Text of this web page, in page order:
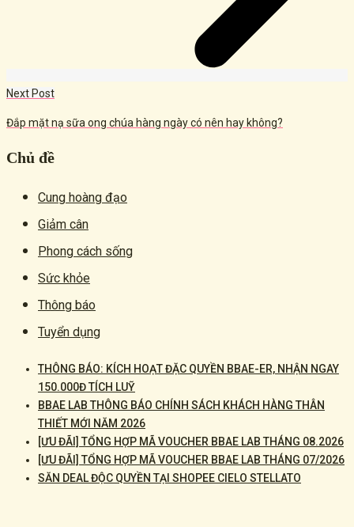
Next Post
Đắp mặt nạ sữa ong chúa hàng ngày có nên hay không?
Chủ đề
Cung hoàng đạo
Giảm cân
Phong cách sống
Sức khỏe
Thông báo
Tuyển dụng
THÔNG BÁO: KÍCH HOẠT ĐẶC QUYỀN BBAE-ER, NHẬN NGAY
150.000Đ TÍCH LUỸ
BBAE LAB THÔNG BÁO CHÍNH SÁCH KHÁCH HÀNG THÂN
THIẾT MỚI NĂM 2026
[ƯU ĐÃI] TỔNG HỢP MÃ VOUCHER BBAE LAB THÁNG 08.2026
[ƯU ĐÃI] TỔNG HỢP MÃ VOUCHER BBAE LAB THÁNG 07/2026
SĂN DEAL ĐỘC QUYỀN TẠI SHOPEE CIELO STELLATO